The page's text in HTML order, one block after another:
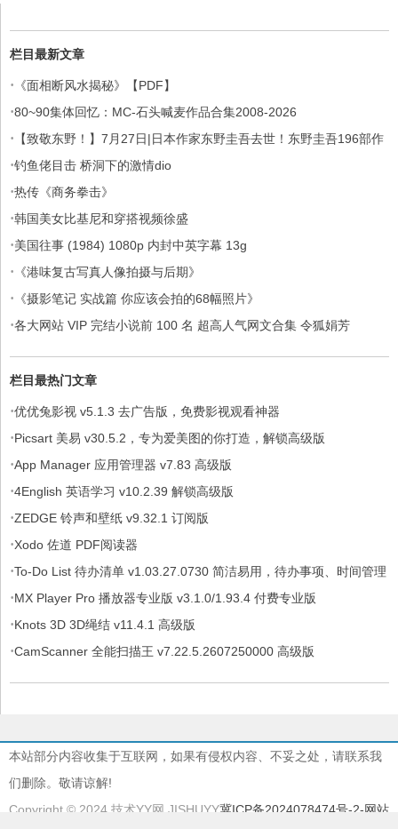
栏目最新文章
· 《面相断风水揭秘》【PDF】
·80~90集体回忆：MC-石头喊麦作品合集2008-2026
· 【致敬东野！】7月27日|日本作家东野圭吾去世！东野圭吾196部作
品集
·钓鱼佬目击 桥洞下的激情dio
·热传《商务拳击》
·韩国美女比基尼和穿搭视频徐盛
·美国往事 (1984) 1080p 内封中英字幕 13g
· 《港味复古写真人像拍摄与后期》
· 《摄影笔记 实战篇 你应该会拍的68幅照片》
·各大网站 VIP 完结小说前 100 名 超高人气网文合集 令狐娟芳
栏目最热门文章
·优优兔影视 v5.1.3 去广告版，免费影视观看神器
·Picsart 美易 v30.5.2，专为爱美图的你打造，解锁高级版
·App Manager 应用管理器 v7.83 高级版
·4English 英语学习 v10.2.39 解锁高级版
·ZEDGE 铃声和壁纸 v9.32.1 订阅版
·Xodo 佐道 PDF阅读器
·To-Do List 待办清单 v1.03.27.0730 简洁易用，待办事项、时间管理
软件，解锁专业版
·MX Player Pro 播放器专业版 v3.1.0/1.93.4 付费专业版
·Knots 3D 3D绳结 v11.4.1 高级版
·CamScanner 全能扫描王 v7.22.5.2607250000 高级版
本站部分内容收集于互联网，如果有侵权内容、不妥之处，请联系我
们删除。敬请谅解!
Copyright © 2024 技术YY网 JISHUYY冀ICP备2024078474号-2-网站